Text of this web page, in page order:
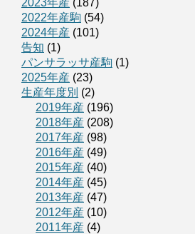
2023年産 (187)
2022年産駒 (54)
2024年産 (101)
告知 (1)
パンサラッサ産駒 (1)
2025年産 (23)
生産年度別 (2)
2019年産 (196)
2018年産 (208)
2017年産 (98)
2016年産 (49)
2015年産 (40)
2014年産 (45)
2013年産 (47)
2012年産 (10)
2011年産 (4)